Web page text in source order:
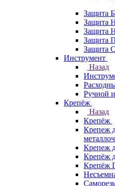
Защита
Защита
Защита
Защита
Защита
Инструмент
Назад
Ручной
Крепёж
Назад
Крепёж
Крепеж
Крепеж
Крепёж
Крепёж